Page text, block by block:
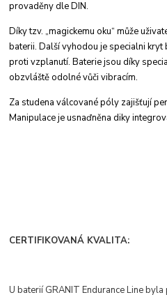
provaděny dle DIN.
Díky tzv. „magickemu oku“ může
baterii. Další vyhodou je specialnikryt
protivzplanutí. Baterie jsou díky
obzvláště odolné vůči vibracím.
Za studena válcované póly zajišťují
Manipulace je usnaďněnadiky
CERTIFIKOVANÁ KVALITA:
U baterií GRANIT Endurance Line